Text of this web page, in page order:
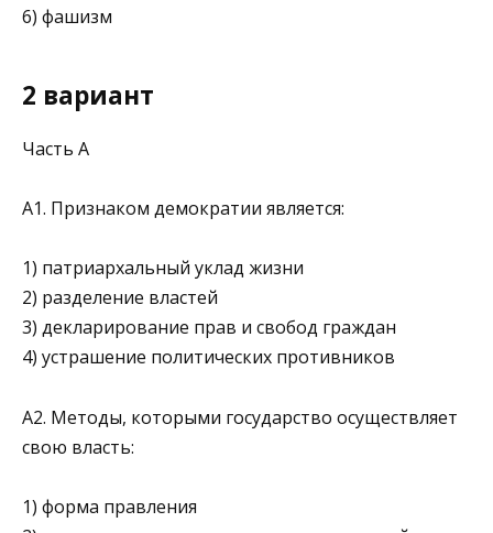
6) фашизм
2 вариант
Часть А
A1. Признаком демократии является:
1) патриархальный уклад жизни
2) разделение властей
3) декларирование прав и свобод граждан
4) устрашение политических противников
А2. Методы, которыми государство осуществляет
свою власть:
1) форма правления